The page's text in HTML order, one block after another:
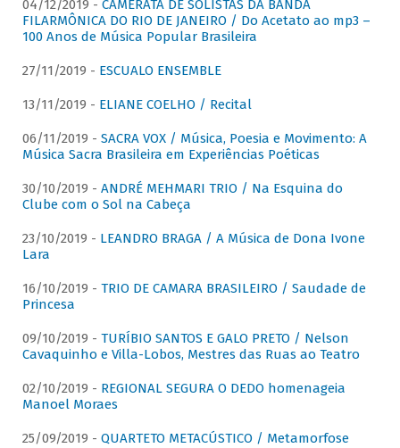
04/12/2019 - CAMERATA DE SOLISTAS DA BANDA
FILARMÔNICA DO RIO DE JANEIRO / Do Acetato ao mp3 –
100 Anos de Música Popular Brasileira
27/11/2019 - ESCUALO ENSEMBLE
13/11/2019 - ELIANE COELHO / Recital
06/11/2019 - SACRA VOX / Música, Poesia e Movimento: A
Música Sacra Brasileira em Experiências Poéticas
30/10/2019 - ANDRÉ MEHMARI TRIO / Na Esquina do
Clube com o Sol na Cabeça
23/10/2019 - LEANDRO BRAGA / A Música de Dona Ivone
Lara
16/10/2019 - TRIO DE CAMARA BRASILEIRO / Saudade de
Princesa
09/10/2019 - TURÍBIO SANTOS E GALO PRETO / Nelson
Cavaquinho e Villa-Lobos, Mestres das Ruas ao Teatro
02/10/2019 - REGIONAL SEGURA O DEDO homenageia
Manoel Moraes
25/09/2019 - QUARTETO METACÚSTICO / Metamorfose